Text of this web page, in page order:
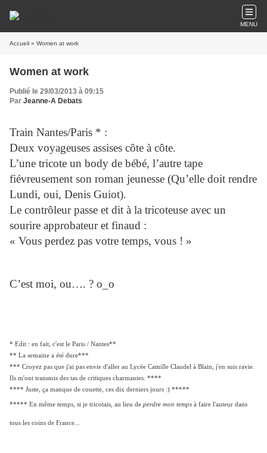
MENU
Accueil » Women at work
Women at work
Publié le 29/03/2013 à 09:15
Par Jeanne-A Debats
Train Nantes/Paris * :
Deux voyageuses assises côte à côte.
L’une tricote un body de bébé, l’autre tape
fiévreusement son roman jeunesse (Qu’elle doit rendre
Lundi, oui, Denis Guiot).
Le contrôleur passe et dit à la tricoteuse avec un
sourire approbateur et finaud :
« Vous perdez pas votre temps, vous ! »
C’est moi, ou…. ? o_o
* Edit : en fait, c'est le Paris / Nantes**
** La semaine a été dure***
*** Croyez pas que j'ai pas envie d'aller au Lycée Camille Claudel à Blain, j'en suis ravie.
Ils m'ont transmis des tas de critiques charmantes. ****
**** Juste, ça manque de couette, ces dix derniers jours :) *****
***** En même temps, si je tricotais, au lieu de perdre mon temps à faire l'auteur dans
tous les coins de France...